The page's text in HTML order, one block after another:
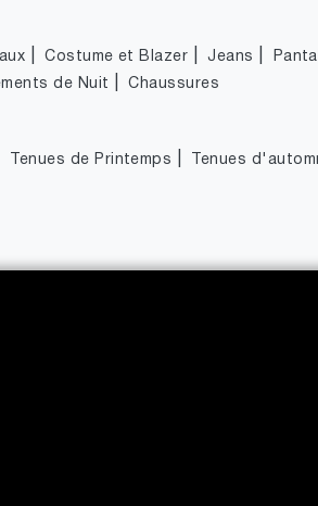
|Costume et Blazer |Jeans
de Nuit |Chaussures
Tenues de Printemps Tenues